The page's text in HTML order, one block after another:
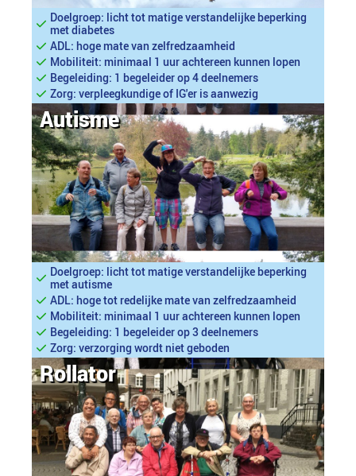
Doelgroep: licht tot matige verstandelijke beperking
met diabetes
ADL: hoge mate van zelfredzaamheid
Mobiliteit: minimaal 1 uur achtereen kunnen lopen
Begeleiding: 1 begeleider op 4 deelnemers
Zorg: verpleegkundige of IG'er is aanwezig
Autisme
Doelgroep: licht tot matige verstandelijke beperking
met autisme
ADL: hoge tot redelijke mate van zelfredzaamheid
Mobiliteit: minimaal 1 uur achtereen kunnen lopen
Begeleiding: 1 begeleider op 3 deelnemers
Zorg: verzorging wordt niet geboden
Rollator